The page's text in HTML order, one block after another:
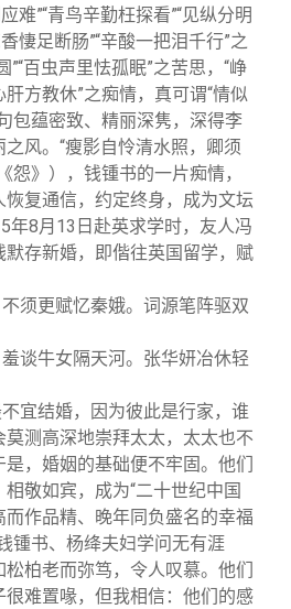
难”“青鸟辛勤枉探看”“见纵分明
悽足断肠”“辛酸一把泪千行”之
”“百虫声里怯孤眠”之苦思，“峥
方教休”之痴情，真可谓“情似
包蕴密致、精丽深隽，深得李
风。“瘦影自怜清水照，卿须
怨》），钱锺书的一片痴情，
复通信，约定终身，成为文坛
年8月13日赴英求学时，友人冯
存新婚，即偕往英国留学，赋
须更赋忆秦娥。词源笔阵驱双
谈牛女隔天河。张华妍冶休轻
宜结婚，因为彼此是行家，谁
测高深地崇拜太太，太太也不
，婚姻的基础便不牢固。他们
敬如宾，成为“二十世纪中国
作品精、晚年同负盛名的幸福
锺书、杨绛夫妇学问无有涯
柏老而弥笃，令人叹慕。他们
难置喙，但我相信：他们的感